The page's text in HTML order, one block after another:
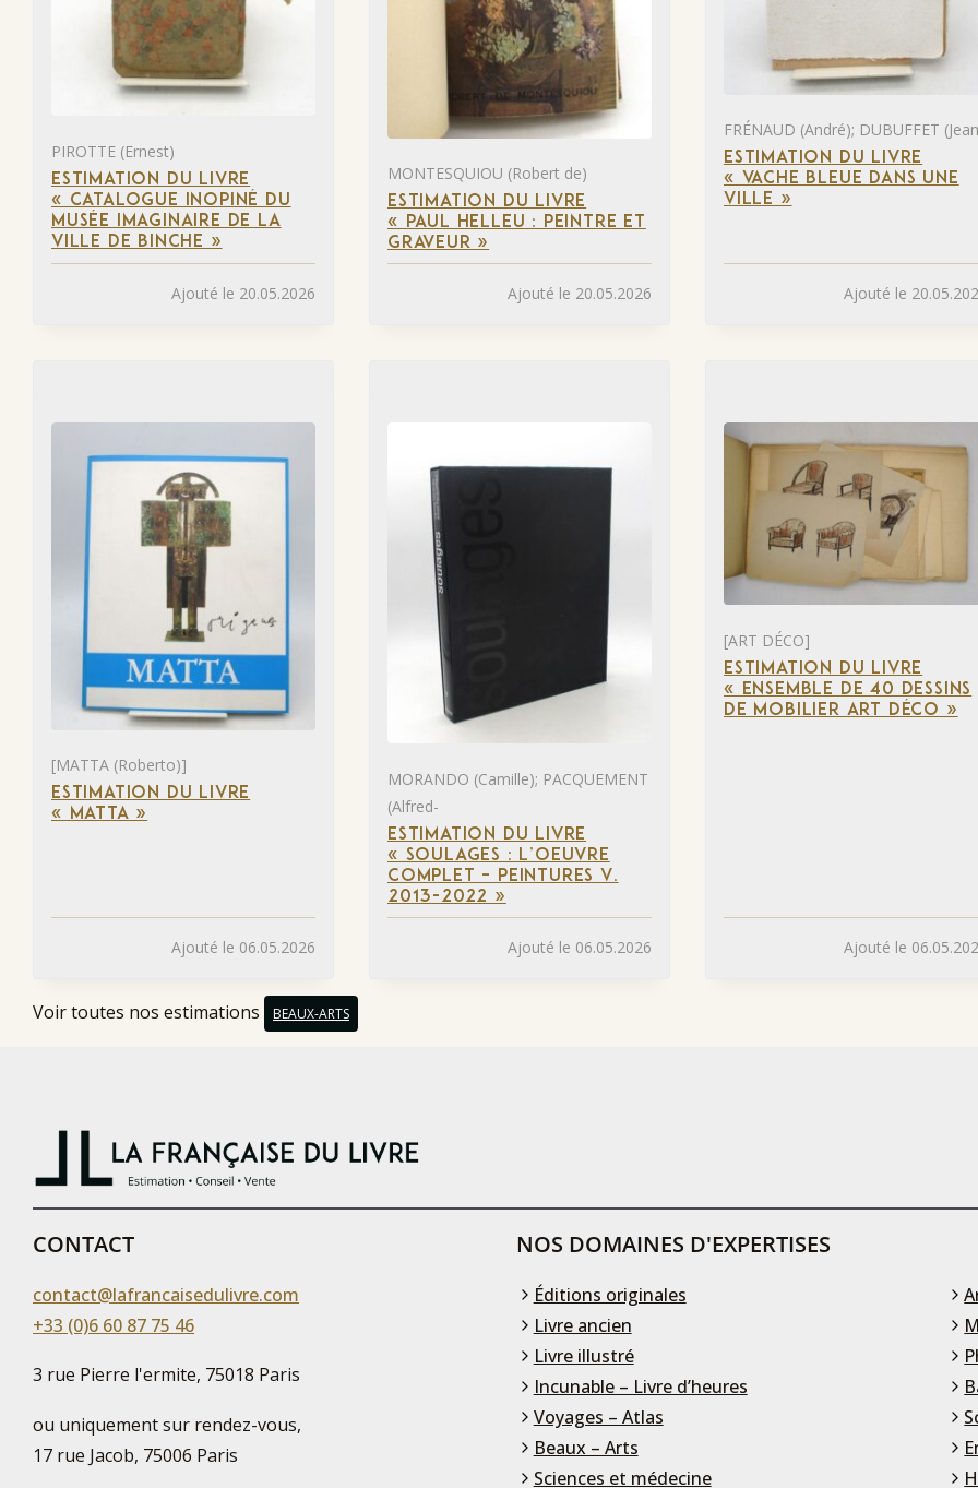
PIROTTE (Ernest)
ESTIMATION DU LIVRE
« CATALOGUE INOPINÉ DU
MUSÉE IMAGINAIRE DE LA
VILLE DE BINCHE »
Ajouté le 20.05.2026
MONTESQUIOU (Robert de)
ESTIMATION DU LIVRE
« PAUL HELLEU : PEINTRE ET
GRAVEUR »
Ajouté le 20.05.2026
FRÉNAUD (André); DUBUFFET
ESTIMATION DU LIVRE
« VACHE BLEUE DANS UNE
VILLE »
Ajouté le
[MATTA (Roberto)]
ESTIMATION DU LIVRE
« MATTA »
Ajouté le 06.05.2026
MORANDO (Camille); PACQUEMENT
(Alfred-
ESTIMATION DU LIVRE
« SOULAGES : L’OEUVRE
COMPLET – PEINTURES V.
2013-2022 »
Ajouté le 06.05.2026
[ART DÉCO]
ESTIMATION DU LIVRE
« ENSEMBLE DE 40 DESSINS
DE MOBILIER ART DÉCO »
Ajouté le
Voir toutes nos estimations BEAUX-ARTS
CONTACT
contact@lafrancaisedulivre.com
+33 (0)6 60 87 75 46
3 rue Pierre l'ermite, 75018 Paris
ou uniquement sur rendez-vous,
17 rue Jacob, 75006 Paris
NOS DOMAINES D'EXPERTISES
Éditions originales
Livre ancien
Livre illustré
Incunable – Livre d’heures
Voyages – Atlas
Beaux – Arts
Sciences et médecine